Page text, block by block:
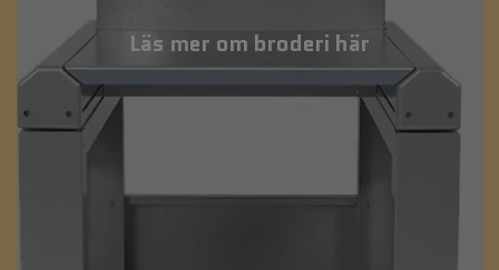
Läs mer om broderi här